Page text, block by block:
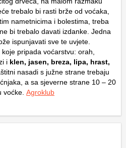
trebalo bi rasti brže od voćaka,
nametnicima i bolestima, treba
bi trebalo davati izdanke. Jedna
ispunjavati sve te uvjete.
pripada voćarstvu: orah,
i klen, jasen, breza, lipa, hrast,
nasadi s južne strane trebaju
a sa sjeverne strane 10 – 20
voćke. Agroklub